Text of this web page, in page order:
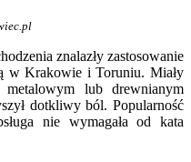
znalazły zastosowanie
w Krakowie i Toruniu. Miały
lub drewnianym
dotkliwy ból. Popularność
nie wymagała od kata